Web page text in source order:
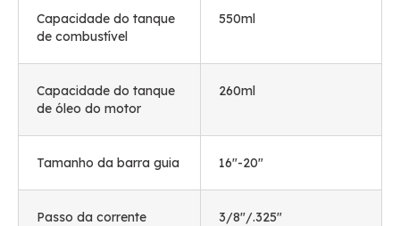
Capacidade do tanque
de combustível
550ml
Capacidade do tanque
de óleo do motor
260ml
Tamanho da barra guia 16"-20"
Passo da corrente 3/8"/.325"